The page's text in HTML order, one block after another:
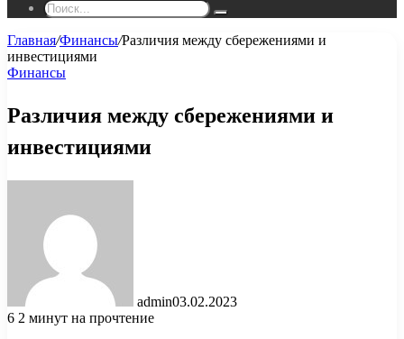
Поиск...
Главная/Финансы/Различия между сбережениями и
инвестициями
Финансы
Различия между сбережениями и
инвестициями
admin03.02.2023
6 2 минут на прочтение